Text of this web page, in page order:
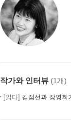
작가와 인터뷰 (1개)
[읽다] 김점선과 장영희